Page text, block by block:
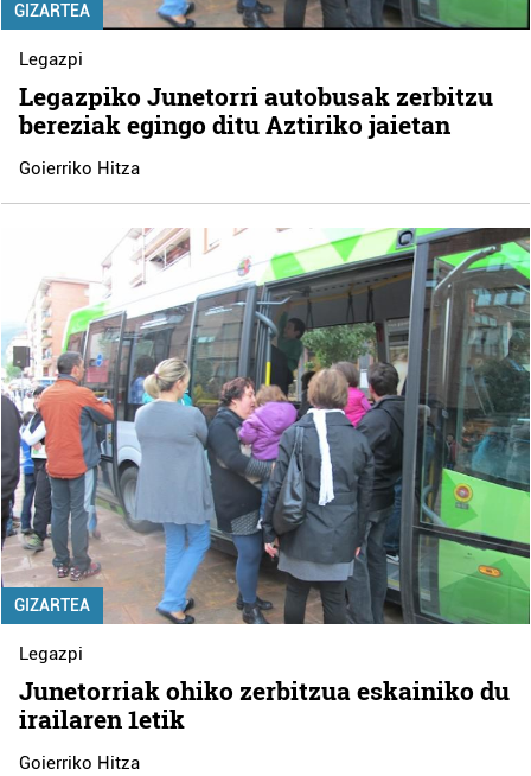
GIZARTEA
Legazpi
Legazpiko Junetorri autobusak zerbitzu
bereziak egingo ditu Aztiriko jaietan
Goierriko Hitza
GIZARTEA
Legazpi
Junetorriak ohiko zerbitzua eskainiko du
irailaren 1etik
Goierriko Hitza